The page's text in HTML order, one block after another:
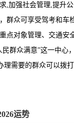
,加强社会管理,提升
群众可享受驾考和
点对象管理、交通安
群众满意”这一中
理需要的群众可以拨
运势